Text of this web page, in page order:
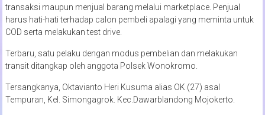
transaksi maupun menjual barang melalui marketplace. Penjual
harus hati-hati terhadap calon pembeli apalagi yang meminta untuk
COD serta melakukan test drive.
Terbaru, satu pelaku dengan modus pembelian dan melakukan
transit ditangkap oleh anggota Polsek Wonokromo.
Tersangkanya, Oktavianto Heri Kusuma alias OK (27) asal
Tempuran, Kel. Simongagrok. Kec.Dawarblandong Mojokerto.